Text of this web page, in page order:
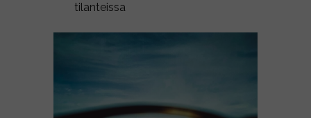
tilanteissa